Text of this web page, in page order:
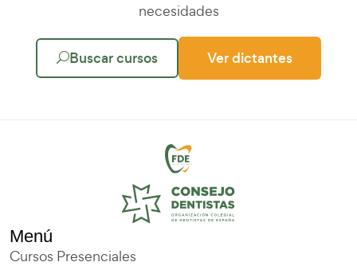
necesidades
Buscar cursos Ver dictantes
Menú
Cursos Presenciales